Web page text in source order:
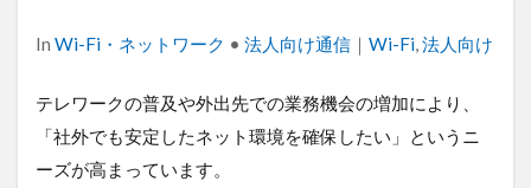
Categories
In Wi-Fi・ネットワーク • 法人向け通信 ｜ Tags
Wi-Fi,法人向け
テレワークの普及や外出先での業務機会の増加により、
「社外でも安定したネット環境を確保したい」というニ
ーズが高まっています。